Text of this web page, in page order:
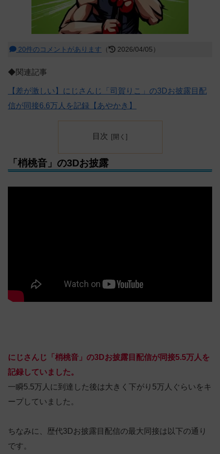
20件のコメントがあります （ 2026/04/05）
◆関連記事
【差が激しい】にじさんじ「司賀りこ」の3Dお披露目配
信が同接6.6万人を記録【あやかき】
目次
「梢桃音」の3Dお披露
にじさんじ「梢桃音」の3Dお披露目配信が同接5.5万人を
記録していました。
一瞬5.5万人に到達した後は大きく下がり5万人ぐらいをキ
ープしていました。
ちなみに、歴代3Dお披露目配信の最大同接は以下の通り
です。